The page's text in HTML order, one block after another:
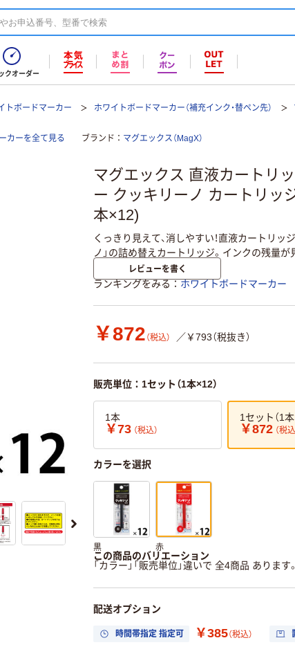
クオーダー
トボードマーカー ホワイトボードマーカー（補充インク・替ペン先）
カーを全て見る ブランド マグエックス（MagX）
マグエックス 直液カートリ
ー クッキリーノ カートリッ
本×12)
くっきり見えて、消しやすい！直液カートリ
ノ」の詰め替えカートリッジ。インクの残量が
レビューを書く
ランキングをみる ホワイトボードマーカー
￥872 （税込） ／￥793（税抜き）
販売単位：1セット（1本×12）
1本
￥73 （税込）
1セット（1本
￥872 （税込
カラーを選択
黒 赤
この商品のバリエーション
「カラー」「販売単位」違いで 全4商品 あります。
配送オプション
時間帯指定 指定可 ￥385（税込）